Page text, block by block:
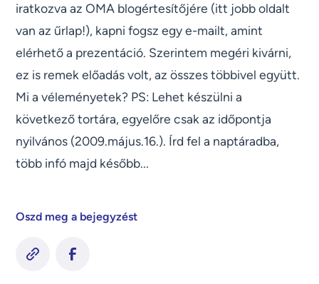
iratkozva az OMA blogértesítőjére (itt jobb oldalt
van az űrlap!), kapni fogsz egy e-mailt, amint
elérhető a prezentáció. Szerintem megéri kivárni,
ez is remek előadás volt, az összes többivel együtt.
Mi a véleményetek? PS: Lehet készülni a
következő tortára, egyelőre csak az időpontja
nyilvános (2009.május.16.). Írd fel a naptáradba,
több infó majd később...
Oszd meg a bejegyzést